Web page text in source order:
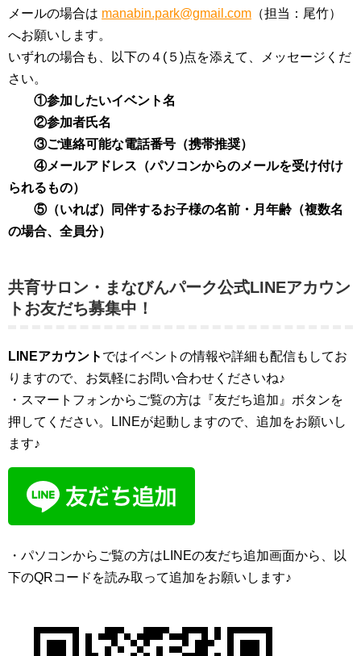
メールの場合は manabin.park@gmail.com （担当：尾竹）
へお願いします。
いずれの場合も、以下の４(５)点を添えて、メッセージくだ
さい。
①参加したいイベント名
②参加者氏名
③ご連絡可能な電話番号（携帯推奨）
④メールアドレス（パソコンからのメールを受け付け
られるもの）
⑤（いれば）同伴するお子様の名前・月年齢（複数名
の場合、全員分）
共育サロン・まなびんパーク公式LINEアカウン
トお友だち募集中！
LINEアカウント ではイベントの情報や詳細も配信もしてお
りますので、お気軽にお問い合わせくださいね♪
・スマートフォンからご覧の方は『友だち追加』ボタンを
押してください。LINEが起動しますので、追加をお願いし
ます♪
・パソコンからご覧の方はLINEの友だち追加画面から、以
下のQRコードを読み取って追加をお願いします♪